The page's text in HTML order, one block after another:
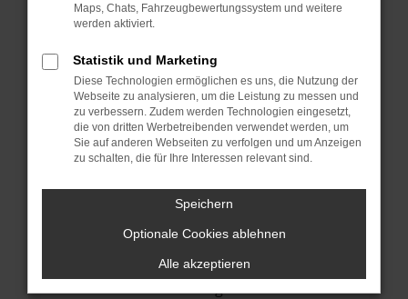
Prüfe deine Browsererweiterungen.
Manche Erweiterungen, wie Werbeblocker,
können das Laden bestimmter Seiten
verhindern. Funktioniert die Seite in einem
anderen Browser oder in einem privaten
Fenster?
Starte dein Gerät neu.
vorübergehende Probleme zu beheben.
Betriebssystem auf dem neuesten Stand
Veraltete Software birgt nicht nur ein
Maps, Chats, Fahrzeugbewertungssystem und weitere
werden aktiviert.
Statistik und Marketing
Diese Technologien ermöglichen es uns, die Nutzung der
Webseite zu analysieren, um die Leistung zu messen und
zu verbessern. Zudem werden Technologien eingesetzt,
die von dritten Werbetreibenden verwendet werden, um
Sie auf anderen Webseiten zu verfolgen und um Anzeigen
zu schalten, die für Ihre Interessen relevant sind.
Speichern
Optionale Cookies ablehnen
Alle akzeptieren